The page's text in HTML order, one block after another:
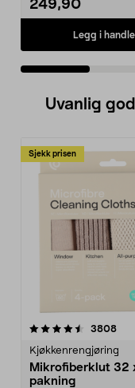
249,90
Legg i
Uvanlig
Sjekk prisen
3808
Kjøkkenrengjøring
Mikrofiberklut 32
pakning
4.5av 5